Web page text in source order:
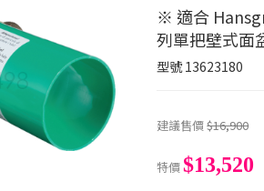
※ 適合
列單把壁式面
型號13623180
建議售價$16,900
特價$13,520